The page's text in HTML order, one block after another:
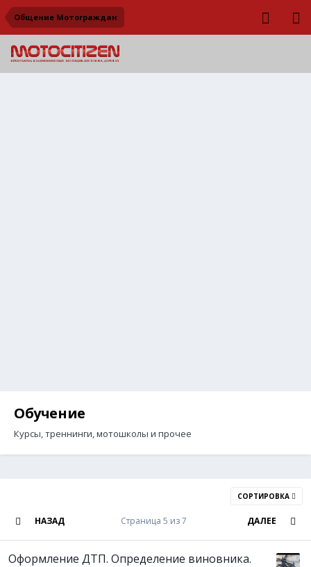
Общение Мотограждан
Обучение
Курсы, треннинги, мотошколы и прочее
СОРТИРОВКА
НАЗАД ДАЛЕЕ
Страница 5 из 7
Оформление ДТП. Определение виновника.